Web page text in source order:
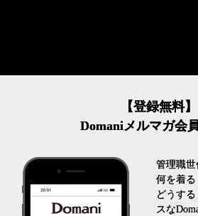
【登録無料】
Domaniメルマガ会
管理職
何を着る
どうす
スな